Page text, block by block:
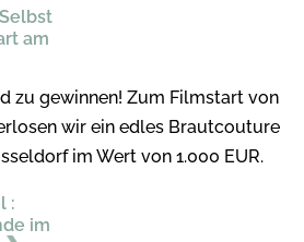
am
zu gewinnen! Zum Filmstart von
wir ein edles Brautcouture
im Wert von 1.000 EUR.
:
im